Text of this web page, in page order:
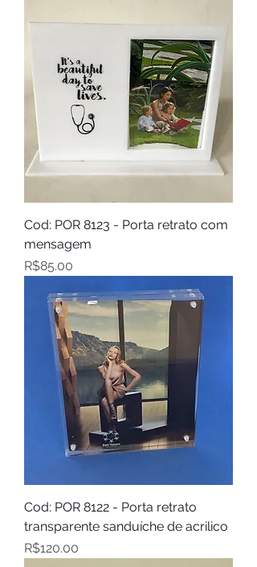
Cod: POR 8123 - Porta retrato com
mensagem
Price
R$85.00
Cod: POR 8122 - Porta retrato
transparente sanduíche de acrilico
Price
R$120.00